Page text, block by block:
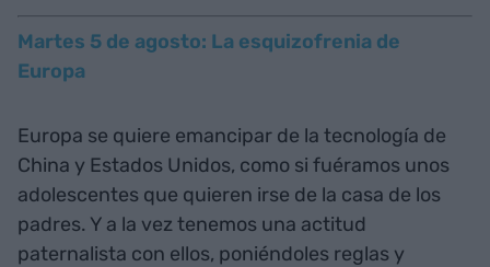
Martes 5 de agosto: La esquizofrenia de
Europa
Europa se quiere emancipar de la tecnología de
China y Estados Unidos, como si fuéramos unos
adolescentes que quieren irse de la casa de los
padres. Y a la vez tenemos una actitud
paternalista con ellos, poniéndoles reglas y